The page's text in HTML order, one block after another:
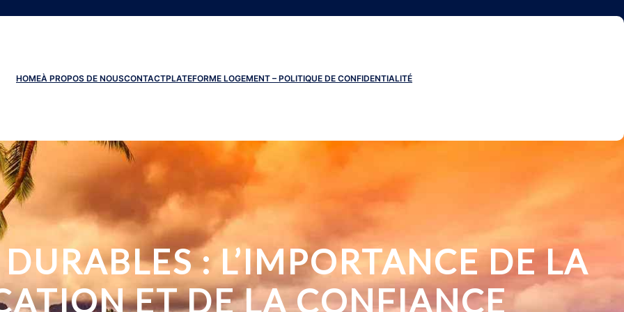
HOMEÀ PROPOS DE NOUSCONTACTPLATEFORME LOGEMENT – POLITIQUE DE CONFIDENTIALITÉ
: L’IMPORTANCE DE LA
ET DE LA CONFIANCE